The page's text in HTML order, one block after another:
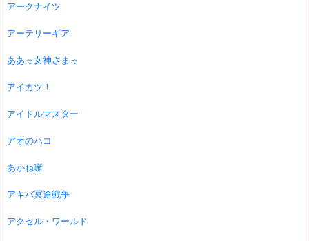
アークナイツ
アーテリーギア
ああっ女神さまっ
アイカツ！
アイドルマスター
アオのハコ
あかね噺
アキバ冥途戦争
アクセル・ワールド